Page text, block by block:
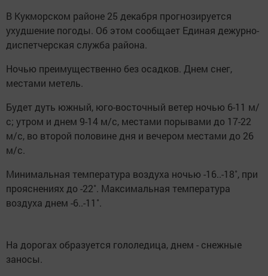
В Кукморском районе 25 декабря прогнозируется
ухудшение погоды. Об этом сообщает Единая дежурно-
диспетчерская служба района.
Ночью преимущественно без осадков. Днем снег,
местами метель.
Будет дуть южный, юго-восточный ветер ночью 6-11 м/
с; утром и днем 9-14 м/с, местами порывами до 17-22
м/с, во второй половине дня и вечером местами до 26
м/с.
Минимальная температура воздуха ночью -16..-18˚, при
прояснениях до -22˚. Максимальная температура
воздуха днем -6..-11˚.
На дорогах образуется гололедица, днем - снежные
заносы.